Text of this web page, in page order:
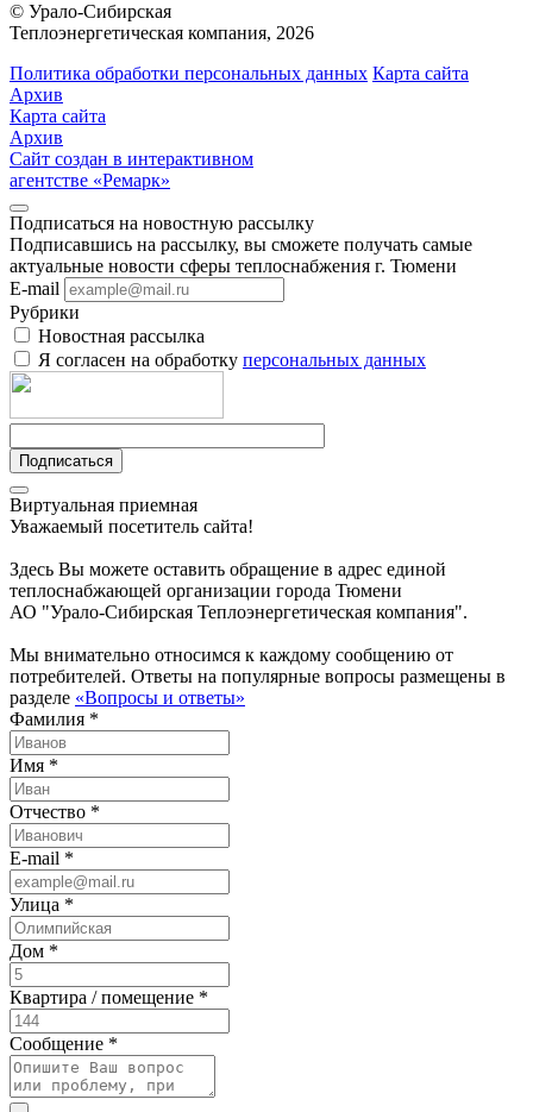
© Урало-Сибирская
Теплоэнергетическая компания, 2026
Политика обработки персональных данных Карта сайта
Архив
Карта сайта
Архив
Сайт создан в интерактивном
агентстве «Ремарк»
Подписаться на новостную рассылку
Подписавшись на рассылку, вы сможете получать самые
актуальные новости сферы теплоснабжения г. Тюмени
E-mail
Рубрики
Новостная рассылка
Я согласен на обработку персональных данных
Подписаться
Виртуальная приемная
Уважаемый посетитель сайта!
Здесь Вы можете оставить обращение в адрес единой
теплоснабжающей организации города Тюмени
АО "Урало-Сибирская Теплоэнергетическая компания".
Мы внимательно относимся к каждому сообщению от
потребителей. Ответы на популярные вопросы размещены в
разделе «Вопросы и ответы»
Фамилия *
Имя *
Отчество *
E-mail *
Улица *
Дом *
Квартира / помещение *
Сообщение *